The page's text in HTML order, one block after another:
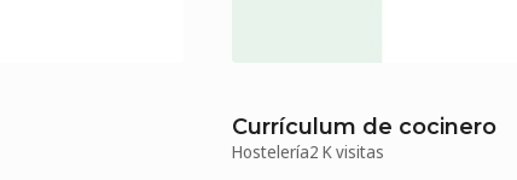
Currículum de cocinero
Hostelería2 K visitas